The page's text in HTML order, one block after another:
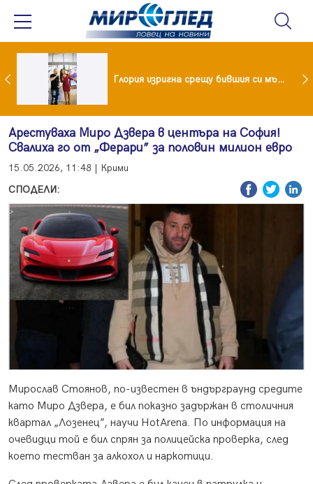
Мария и майка си построиха къща от 8000 стъклени бутилки Глория изригна срещу бившия си мъж: Беше със 120-килограмова жена! Искаше бърза печалба...
Арестуваха Миро Дзвера в центъра на София!
Свалиха го от „Ферари” за половин милион евро
15.05.2026, 11:48 | Крими
СПОДЕЛИ:
Мирослав Стоянов, по-известен в ъндърграунд средите
като Миро Дзвера, е бил показно задържан в столичния
квартал „Лозенец”, научи HotArena. По информация на
очевидци той е бил спрян за полицейска проверка, след
което тестван за алкохол и наркотици.